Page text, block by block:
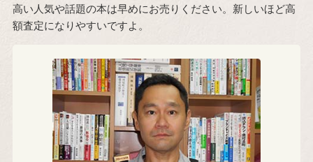
高い人気や話題の本は早めにお売りください。新しいほど高
額査定になりやすいですよ。